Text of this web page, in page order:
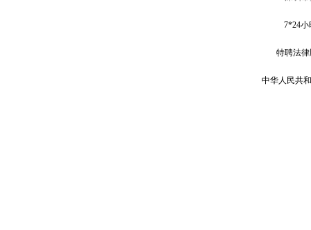
7*24小
特聘法
中华人民共